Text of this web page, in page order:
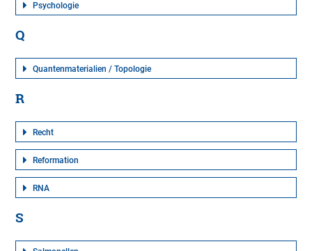
Psychologie
Q
Quantenmaterialien / Topologie
R
Recht
Reformation
RNA
S